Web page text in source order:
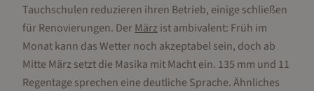
Tauchschulen reduzieren ihren Betrieb, einige schließen
für Renovierungen. DerMärzist ambivalent: Früh im
Monat kann das Wetter noch akzeptabel sein, doch ab
Mitte März setzt die Masika mit Macht ein. 135 mm und 11
Regentage sprechen eine deutliche Sprache. Ähnliches